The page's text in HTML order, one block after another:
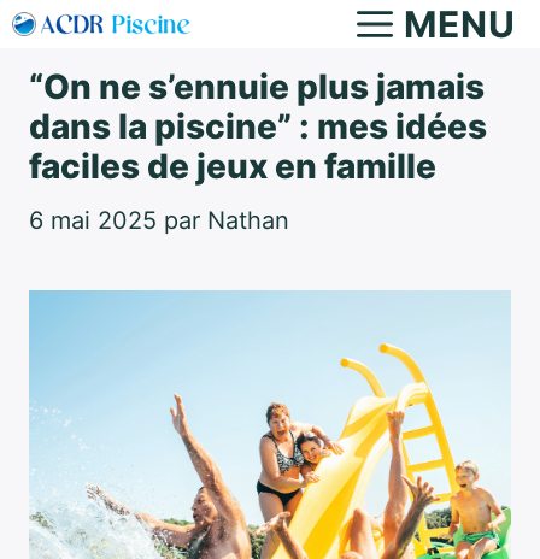
Aller
contenu
MENU
“On ne s’ennuie plus jamais
dans la piscine” : mes idées
faciles de jeux en famille
6 mai 2025 par Nathan